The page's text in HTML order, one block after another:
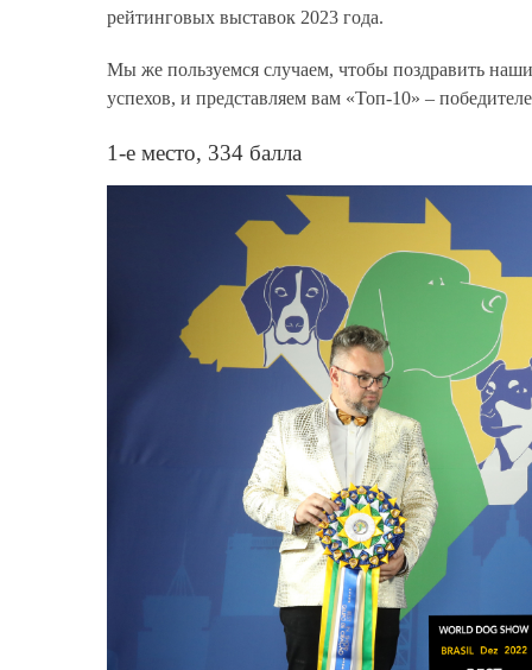
рейтинговых выставок 2023 года.
Мы же пользуемся случаем, чтобы поздравить
успехов, и представляем вам «Топ-10» –
1-е место, 334 балла